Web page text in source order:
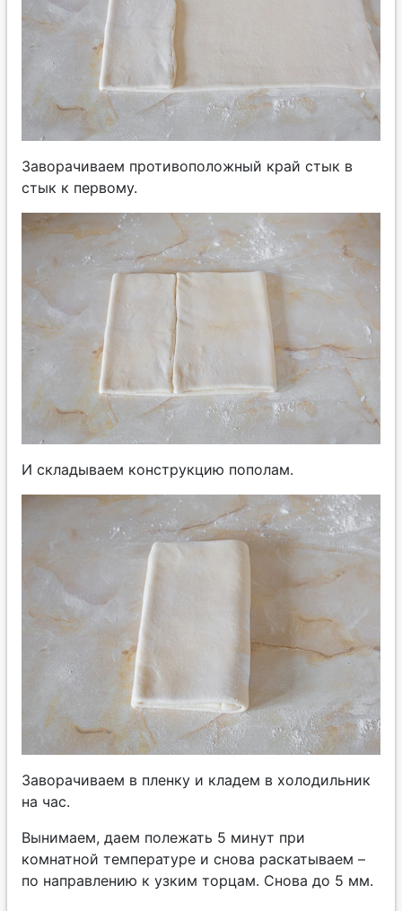
Заворачиваем противоположный край стык в
стык к первому.
И складываем конструкцию пополам.
Заворачиваем в пленку и кладем в холодильник
на час.
Вынимаем, даем полежать 5 минут при
комнатной температуре и снова раскатываем –
по направлению к узким торцам. Снова до 5 мм.